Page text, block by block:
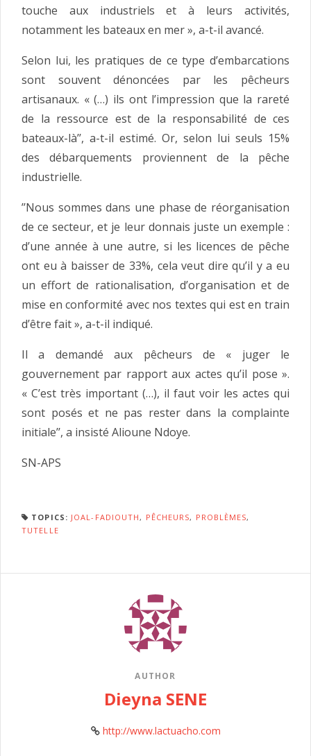
touche aux industriels et à leurs activités,
notamment les bateaux en mer », a-t-il avancé.
Selon lui, les pratiques de ce type d’embarcations
sont souvent dénoncées par les pêcheurs
artisanaux. « (…) ils ont l’impression que la rareté
de la ressource est de la responsabilité de ces
bateaux-là’’, a-t-il estimé. Or, selon lui seuls 15%
des débarquements proviennent de la pêche
industrielle.
’’Nous sommes dans une phase de réorganisation
de ce secteur, et je leur donnais juste un exemple :
d’une année à une autre, si les licences de pêche
ont eu à baisser de 33%, cela veut dire qu’il y a eu
un effort de rationalisation, d’organisation et de
mise en conformité avec nos textes qui est en train
d’être fait », a-t-il indiqué.
Il a demandé aux pêcheurs de « juger le
gouvernement par rapport aux actes qu’il pose ».
« C’est très important (…), il faut voir les actes qui
sont posés et ne pas rester dans la complainte
initiale’’, a insisté Alioune Ndoye.
SN-APS
TOPICS: JOAL-FADIOUTH, PÊCHEURS, PROBLÈMES,
TUTELLE
AUTHOR
Dieyna SENE
http://www.lactuacho.com